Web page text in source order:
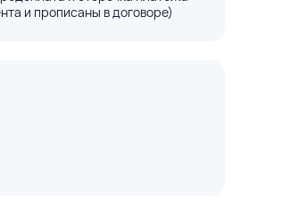
и прописаны в договоре)